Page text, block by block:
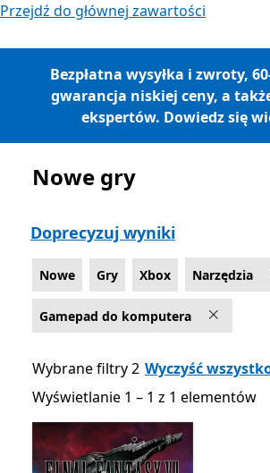
Przejdź do głównej zawartości
Bezpłatna wysyłka i zwroty,
gwarancja niskiej ceny, a
ekspertów. Dowiedz się
Lista Microsoft.com
Nowe gry
Doprecyzuj wyniki
Nowe Gry Xbox Narzędzia
Gamepad do komputera
Wybrane filtry 2 Wyczyść
Wyświetlanie 1 – 1 z 1 elementów
Wyświetlanie 1 – 1 z 1 elementów